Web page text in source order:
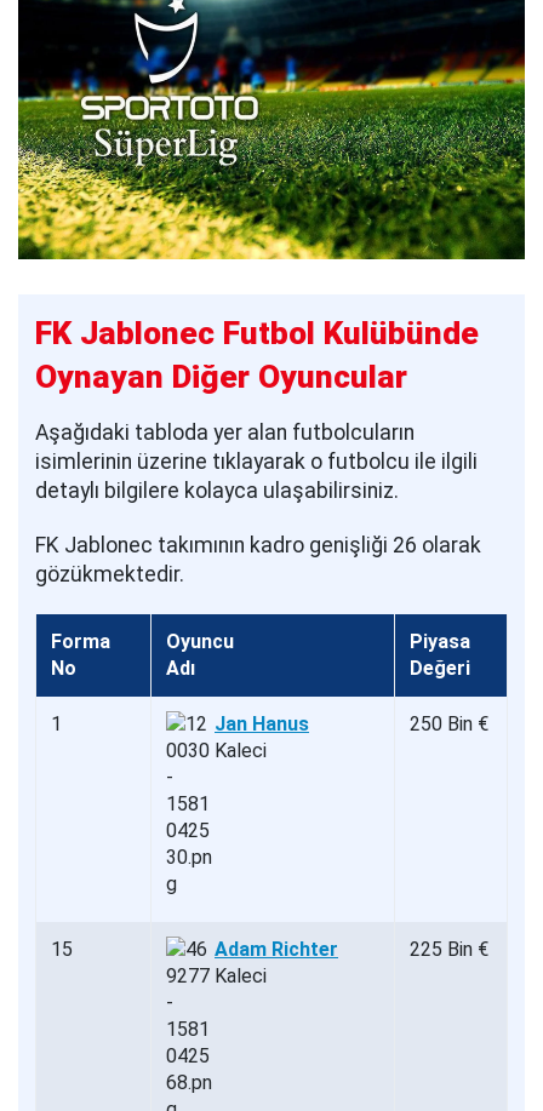
FK Jablonec Futbol Kulübünde
Oynayan Diğer Oyuncular
Aşağıdaki tabloda yer alan futbolcuların
isimlerinin üzerine tıklayarak o futbolcu ile ilgili
detaylı bilgilere kolayca ulaşabilirsiniz.
FK Jablonec takımının kadro genişliği 26 olarak
gözükmektedir.
Forma
No
Oyuncu
Adı
Piyasa
Değeri
1
Jan Hanus
Kaleci
250 Bin €
15
Adam Richter
Kaleci
225 Bin €